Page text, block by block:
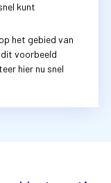
kunt
het gebied van
voorbeeld
hier nu snel